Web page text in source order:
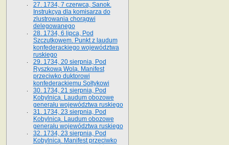
27. 1734, 7 czerwca, Sanok.
Instrukcya dla komisarza do
zlustrowania chorągwi
delegowanego
28. 1734, 6 lipca, Pod
Szczutkowem. Punkt z laudum
konfederackiego województwa
ruskiego
29. 1734, 20 sierpnia, Pod
Ryszkową Wolą. Manifest
przeciwko duktorowi
konfederackiemu Sołtykowi
30. 1734, 21 sierpnia, Pod
Kobylnicą. Laudum obozowe
generału województwa ruskiego
31. 1734, 23 sierpnia, Pod
Kobylnicą. Laudum obozowe
generału województwa ruskiego
32. 1734, 23 sierpnia, Pod
Kobylnicą. Manifest przeciwko